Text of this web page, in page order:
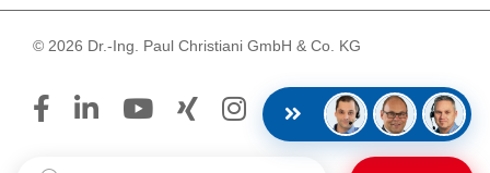
© 2026 Dr.-Ing. Paul Christiani GmbH & Co. KG